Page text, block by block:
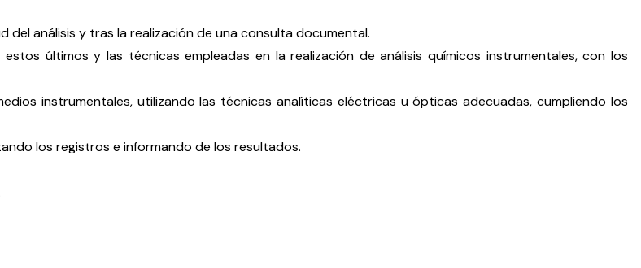
análisis y tras la realización de una consulta documental.
últimos y las técnicas empleadas en la realización de análisis químicos instrumentales, con los
instrumentales, utilizando las técnicas analíticas eléctricas u ópticas adecuadas, cumpliendo los
los registros e informando de los resultados.